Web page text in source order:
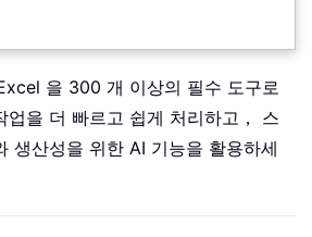
을 300 개 이상의 필수 도구로
업을 더 빠르고 쉽게 처리하고， 스
생산성을 위한 AI 기능을 활용하세